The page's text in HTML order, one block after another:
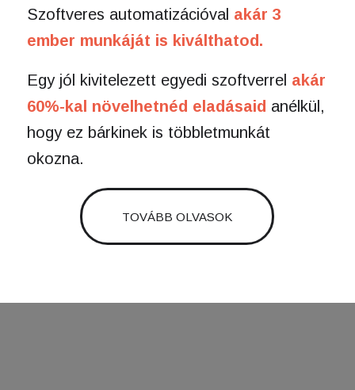
Szoftveres automatizációval akár 3
ember munkáját is kiválthatod.
Egy jól kivitelezett egyedi szoftverrel akár
60%-kal növelhetnéd eladásaid anélkül,
hogy ez bárkinek is többletmunkát
okozna.
TOVÁBB OLVASOK